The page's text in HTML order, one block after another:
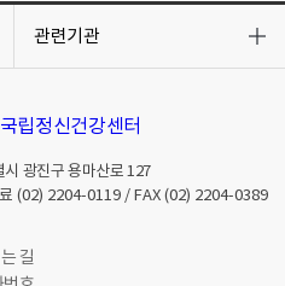
관련기관
기
시 광진구 용마산로 127
(02) 2204-0119/ FAX (02) 2204-0389
길